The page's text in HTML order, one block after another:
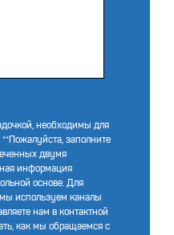
необходимы для
заполните
двумя
информация
основе. Для
используем каналы
нам в контактной
как мы обращаемся с